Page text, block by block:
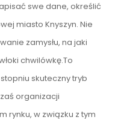
swe dane, określić
miasto Knyszyn. Nie
zamysłu, na jaki
chwilówkę.To
skuteczny tryb
organizacji
rynku, w związku z tym